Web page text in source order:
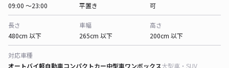
09:00 〜23:00
平置き
可
長さ
480cm 以下
車幅
265cm 以下
高さ
200cm 以下
対応車種
オートバイ軽自動車コンパクトカー中型車ワンボックス大型車・SUV